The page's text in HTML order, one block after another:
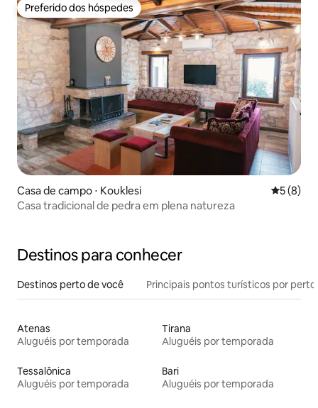
Preferido dos hóspedes
Preferido dos hóspedes
Casa de campo ⋅ Kouklesi 5 de
5 (8)
Casa tradicional de pedra em plena natureza
Destinos para conhecer
Destinos perto de você Principais pontos turísticos por perto
Atenas
Aluguéis por temporada
Tirana
Aluguéis por temporada
Tessalônica
Aluguéis por temporada
Bari
Aluguéis por temporada